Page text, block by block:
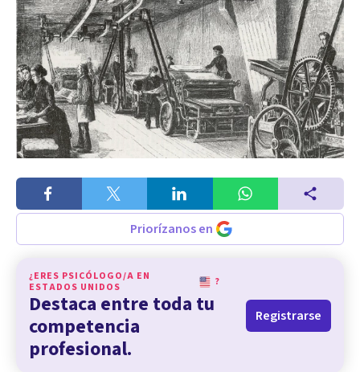
Priorízanos en
¿ERES PSICÓLOGO/A EN
ESTADOS UNIDOS
?
Destaca entre toda tu
competencia
profesional.
Registrarse